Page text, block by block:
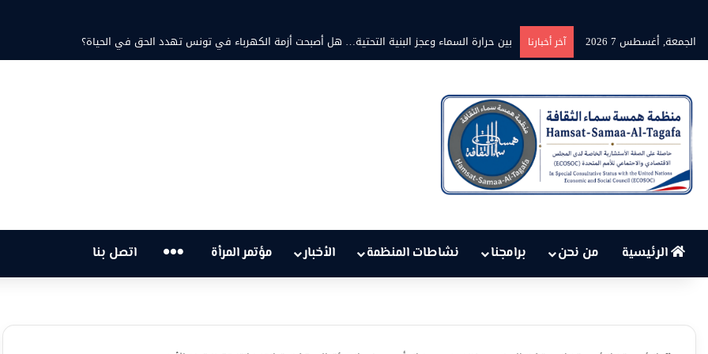
الجمعة, أغسطس 7 2026
آخر أخبارنا بين حرارة السماء وعجز البنية التحتية… هل أصبحت أزمة الكهرباء في تونس تهدد الحق في الحياة؟
الرئيسية من نحن برامجنا نشاطات المنظمة الأخبار مؤتمر المرأة … اتصل بنا